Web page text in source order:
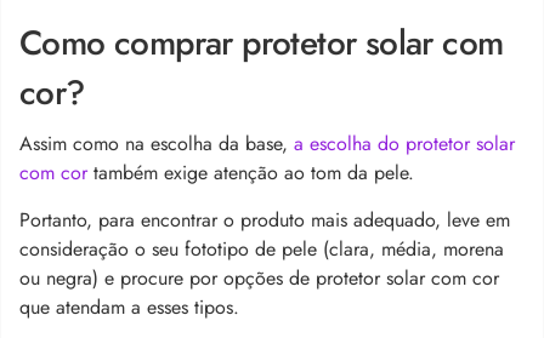
Como comprar protetor solar com
cor?
Assim como na escolha da base, a escolha do protetor solar
com cortambém exige atenção ao tom da pele.
Portanto, para encontrar o produto mais adequado, leve em
consideração o seu fototipo de pele (clara, média, morena
ou negra) e procure por opções de protetor solar com cor
que atendam a esses tipos.